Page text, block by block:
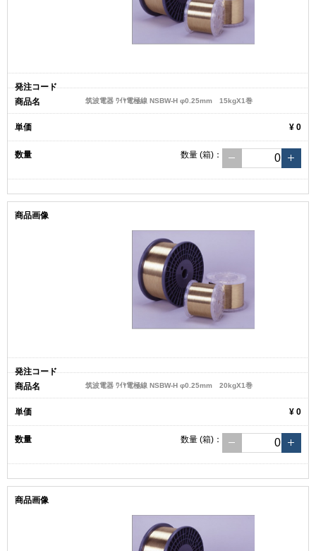
筑波電器 ﾜｲﾔ電極線 NSBW-H φ0.25mm 15kgX1巻
¥ 0
数量 (箱) ：
筑波電器 ﾜｲﾔ電極線 NSBW-H φ0.25mm 20kgX1巻
¥ 0
数量 (箱) ：